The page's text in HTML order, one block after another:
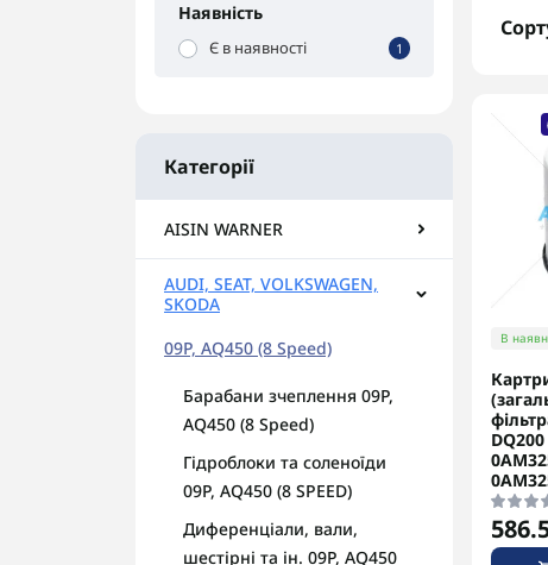
Наявність
Є в наявності 1
Категорії
AISIN WARNER
AUDI, SEAT, VOLKSWAGEN,
SKODA
09P, AQ450 (8 Speed)
Барабани зчеплення 09P,
AQ450 (8 Speed)
Гідроблоки та соленоїди
09P, AQ450 (8 SPEED)
Диференціали, вали,
шестірні та ін. 09P, AQ450
В